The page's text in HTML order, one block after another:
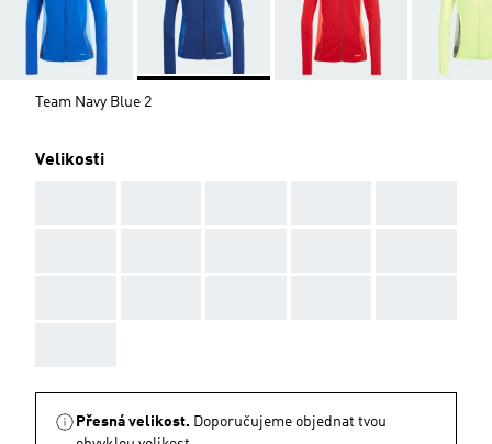
Team Navy Blue 2
Velikosti
Přesná velikost. Doporučujeme objednat tvou